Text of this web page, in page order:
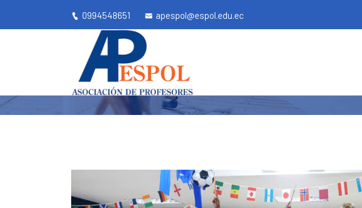
0994548651 apespol@espol.edu.ec
APESPOL Conmemoró El
Apespol.ec